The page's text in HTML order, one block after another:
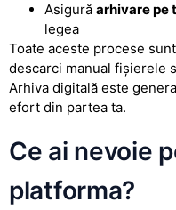
Asigură arhivare pe
legea
Toate aceste procese
descarci manual fișierele
Arhiva digitală este
efort din partea ta.
Ce ai nevoie
platforma?